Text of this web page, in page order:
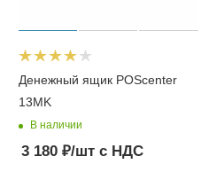
Денежный ящик POScenter
13МK
В наличии
3 180 ₽/шт с НДС